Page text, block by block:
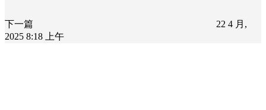
下一篇
22 4 月,
2025 8:18 上午